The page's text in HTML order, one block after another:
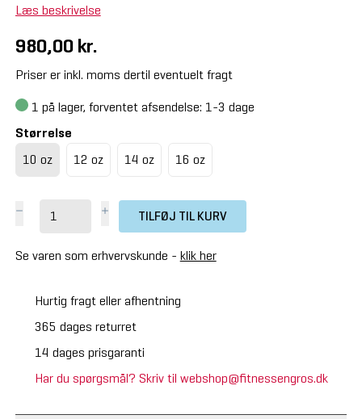
Læs beskrivelse
980,00 kr.
Priser er inkl. moms dertil eventuelt fragt
1 på lager, forventet afsendelse: 1-3 dage
Størrelse
10 oz
12 oz 14 oz 16 oz
TILFØJ TIL KURV
Se varen som erhvervskunde - klik her
Hurtig fragt eller afhentning
365 dages returret
14 dages prisgaranti
Har du spørgsmål? Skriv til webshop@fitnessengros.dk